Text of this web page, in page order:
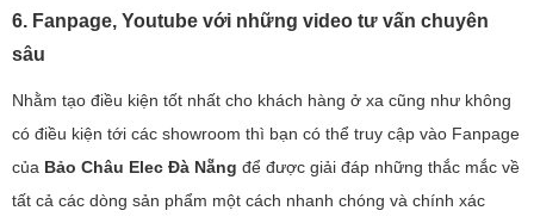
6. Fanpage, Youtube với những video tư vấn chuyên
sâu
Nhằm tạo điều kiện tốt nhất cho khách hàng ở xa cũng như không
có điều kiện tới các showroom thì bạn có thể truy cập vào Fanpage
của Bảo Châu Elec Đà Nẵng để được giải đáp những thắc mắc về
tất cả các dòng sản phẩm một cách nhanh chóng và chính xác